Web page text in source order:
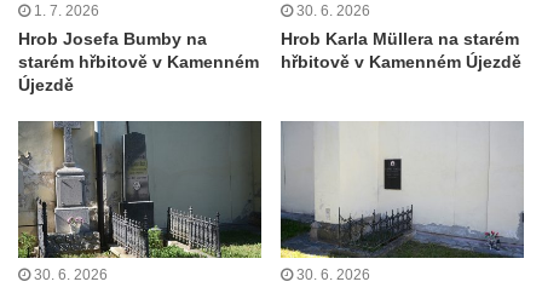
vzpoury v Rumburku
Pamětní deska obětem holokaustu u
Pamětní deska legionářům na Obecním
úřadě v Kovanicích
Pomník obětem 1. světové války v
Kovanicích
Pomník obětem válek v Kněževsi
1. 7. 2026
Hrob Josefa Bumby na
starém hřbitově v Kamenném
Újezdě
30. 6. 2026
Hrob Karla Müllera na starém
hřbitově v Kamenném Újezdě
30. 6. 2026 30. 6. 2026